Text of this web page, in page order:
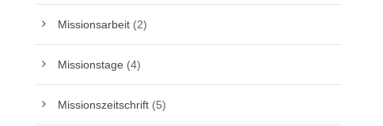
Missionsarbeit (2)
Missionstage (4)
Missionszeitschrift (5)